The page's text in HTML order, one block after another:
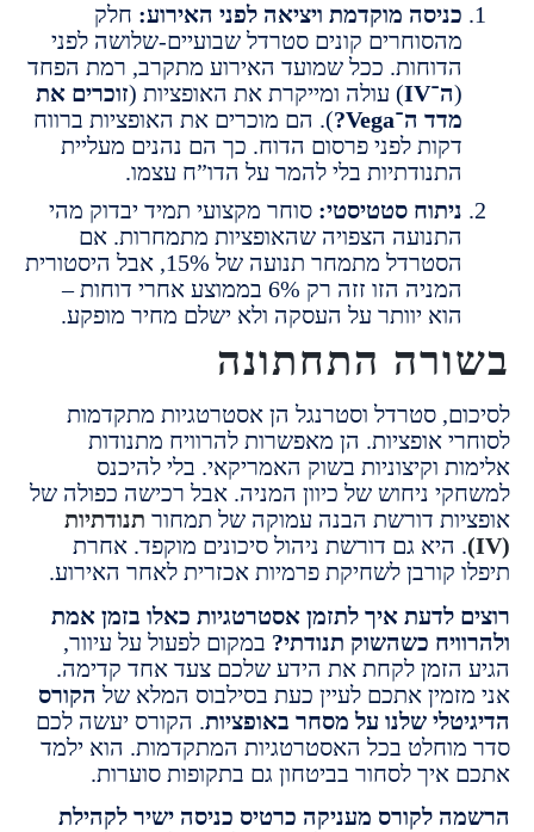
כניסה מוקדמת ויציאה לפני האירוע: חלק
מהסוחרים קונים סטרדל שבועיים-שלושה לפני
הדוחות. ככל שמועד האירוע מתקרב, רמת הפחד
) עולה ומייקרת את האופציות (זוכרים את
). הם מוכרים את האופציות ברווח
דקות לפני פרסום הדוח. כך הם נהנים מעליית
התנודתיות בלי להמר על הדו”ח עצמו.
ניתוח סטטיסטי:סוחר מקצועי תמיד יבדוק מהי
התנועה הצפויה שהאופציות מתמחרות. אם
הסטרדל מתמחר תנועה של 15%, אבל היסטורית
המניה הזו זזה רק 6% בממוצע אחרי דוחות –
הוא יוותר על העסקה ולא ישלם מחיר מופקע.
התחתונה
סטרדל וסטרנגל הן אסטרטגיות מתקדמות
אופציות. הן מאפשרות להרוויח מתנודות
וקיצוניות בשוק האמריקאי. בלי להיכנס
ניחוש של כיוון המניה. אבל רכישה כפולה של
דורשת הבנה עמוקה של תמחור תנודתיות
היא גם דורשת ניהול סיכונים מוקפד. אחרת
קורבן לשחיקת פרמיות אכזרית לאחר האירוע.
לדעת איך לתזמן אסטרטגיות כאלו בזמן אמת
כשהשוק תנודתי? במקום לפעול על עיוור,
הזמן לקחת את הידע שלכם צעד אחד קדימה.
אתכם לעיין כעת בסילבוס המלא שלהקורס
שלנו על מסחר באופציות. הקורס יעשה לכם
בכל האסטרטגיות המתקדמות. הוא ילמד
לסחור בביטחון גם בתקופות סוערות.
לקורס מעניקה כרטיס כניסה ישיר לקהילת